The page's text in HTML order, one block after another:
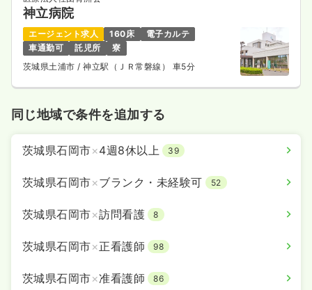
神立病院
エージェント求人 160床
電子カルテ
車通勤可
託児所
寮
茨城県土浦市 / 神立駅（ＪＲ常磐線） 車5分
同じ地域で条件を追加する
茨城県石岡市×4週8休以上 39
茨城県石岡市×ブランク・未経験可 52
茨城県石岡市×訪問看護 8
茨城県石岡市×正看護師 98
茨城県石岡市×准看護師 86